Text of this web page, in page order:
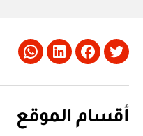
Twitter
Facebook
LinkedIn
أقسام الموقع